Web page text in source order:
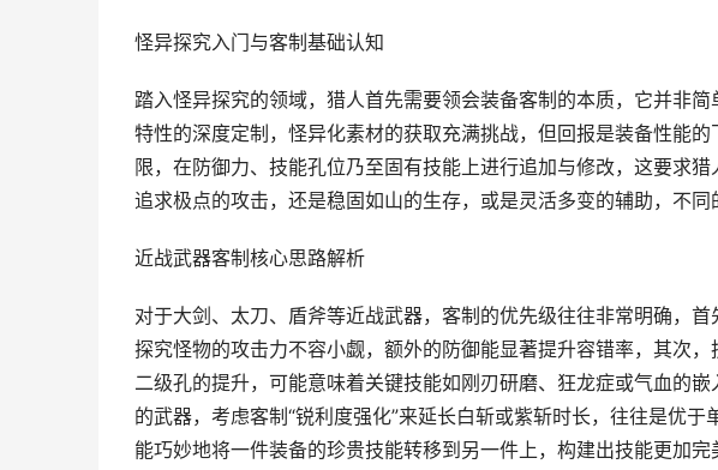
怪异探究入门与客制基础认知
踏入怪异探究的领域，猎人首先需要领会装备客制的本质，它并非
特性的深度定制，怪异化素材的获取充满挑战，但回报是装备性能
限，在防御力、技能孔位乃至固有技能上进行追加与修改，这要求
追求极点的攻击，还是稳固如山的生存，或是灵活多变的辅助，不同
近战武器客制核心思路解析
对于大剑、太刀、盾斧等近战武器，客制的优先级往往非常明确，
探究怪物的攻击力不容小觑，额外的防御能显著提升容错率，其次
二级孔的提升，可能意味着关键技能如刚刃研磨、狂龙症或气血的
的武器，考虑客制“锐利度强化”来延长白斩或紫斩时长，往往是优于
能巧妙地将一件装备的珍贵技能转移到另一件上，构建出技能更加完